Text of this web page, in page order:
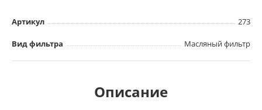
Артикул 273
Вид фильтра Масляный фильтр
Описание